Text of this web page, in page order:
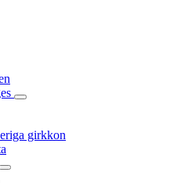
girkkon